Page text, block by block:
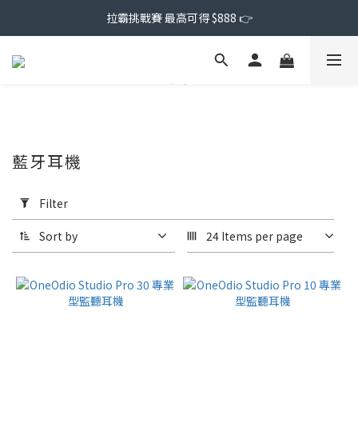
拉霸挑戰賽 最高可得 $888 👉
Filter
(0/20)
Range
藍牙耳機
Filter
Sort by 24 Items per page